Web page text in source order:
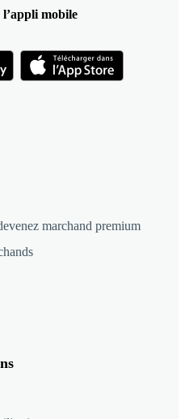
marchand premium
mobile